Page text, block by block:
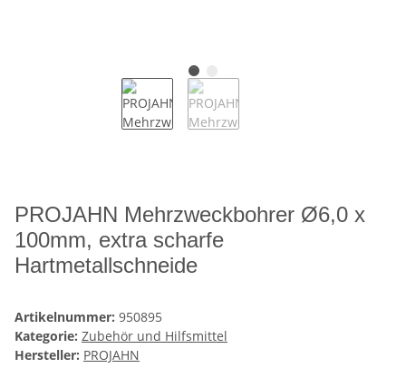
PROJAHN Mehrzweckbohrer Ø6,0 x
100mm, extra scharfe
Hartmetallschneide
Artikelnummer: 950895
Kategorie: Zubehör und Hilfsmittel
Hersteller: PROJAHN